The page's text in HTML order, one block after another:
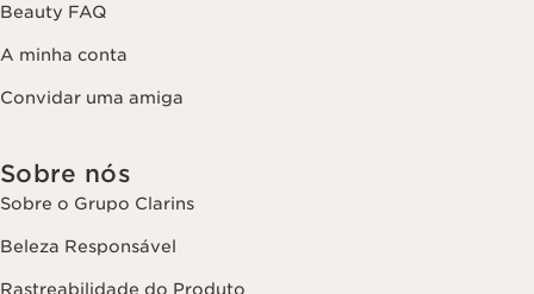
Beauty FAQ
A minha conta
Convidar uma amiga
Sobre nós
Sobre o Grupo Clarins
Beleza Responsável
Rastreabilidade do Produto